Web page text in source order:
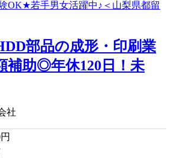
部品の成形・印刷業
補助◎年休120日！未
社
円